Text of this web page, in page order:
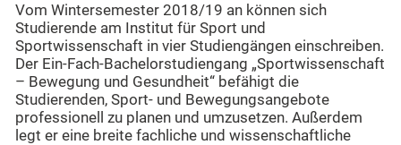
Vom Wintersemester 2018/19 an können sich
Studierende am Institut für Sport und
Sportwissenschaft in vier Studiengängen einschreiben.
Der Ein-Fach-Bachelorstudiengang „Sportwissenschaft
– Bewegung und Gesundheit“ befähigt die
Studierenden, Sport- und Bewegungsangebote
professionell zu planen und umzusetzen. Außerdem
legt er eine breite fachliche und wissenschaftliche